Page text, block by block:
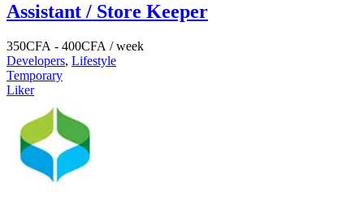
Assistant / Store Keeper
350CFA - 400CFA / week
Developers, Lifestyle
Temporary
Liker